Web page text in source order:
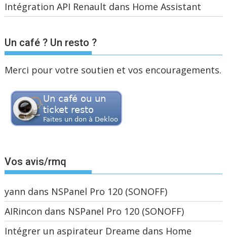
Intégration API Renault dans Home Assistant
Un café ? Un resto ?
Merci pour votre soutien et vos encouragements.
Vos avis/rmq
yann dans NSPanel Pro 120 (SONOFF)
AIRincon dans NSPanel Pro 120 (SONOFF)
Intégrer un aspirateur Dreame dans Home